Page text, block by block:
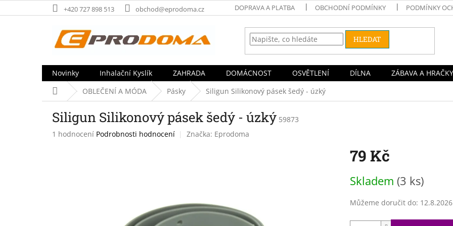
na
+420 727 898 513 obchod@eprodoma.cz DOPRAVA A PLATBA OBCHODNÍ PODMÍNKY PODMÍNKY
HLEDAT
Novinky Inhalační Kyslík ZAHRADA DOMÁCNOST OSVĚTLENÍ DÍLNA ZÁBAVA A HRAČKY
Domů OBLEČENÍ A MÓDA Pásky Siligun Silikonový pásek šedý - úzký
Siligun Silikonový pásek šedý - úzký 59873
Průměrné
1 hodnocení Podrobnosti hodnocení Značka: Eprodoma
79 Kč
cena:
Skladem (3 ks)
Můžeme doručit do: 12.8.2026